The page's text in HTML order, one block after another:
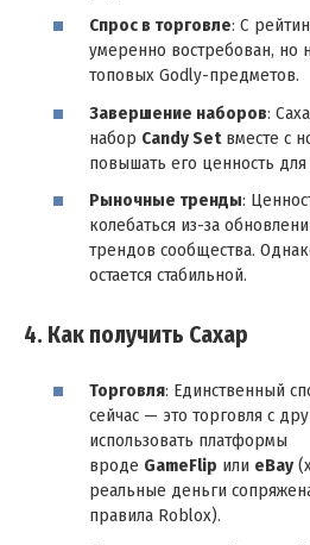
Спрос в торговле: С
умеренно востребован, но
топовых Godly-предметов.
Завершение наборов:
набор Candy Setвместе с
повышать его ценность
Рыночные тренды:
колебаться из-за
трендов сообщества.
остается стабильной.
4. Как получить Сахар
Торговля: Единственный
сейчас — это торговля с
использовать платформы
вроде GameFlip или eBay
реальные деньги
правила Roblox).